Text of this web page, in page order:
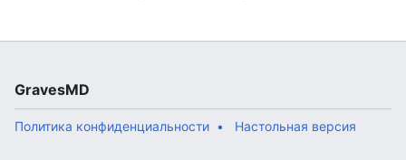
GravesMD
Политика конфиденциальности Настольная версия